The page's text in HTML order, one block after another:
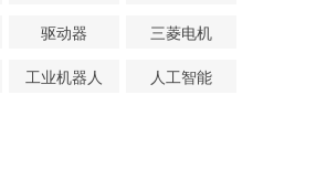
驱动器
三菱电机
工业机器人 人工智能